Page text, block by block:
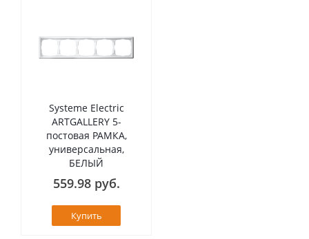
Systeme Electric
ARTGALLERY 5-
постовая РАМКА,
универсальная,
БЕЛЫЙ
559.98 руб.
Купить